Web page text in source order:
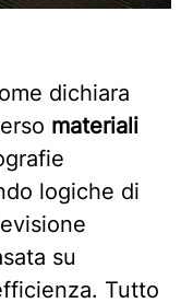
dichiara
materiali
logiche di
su
Tutto